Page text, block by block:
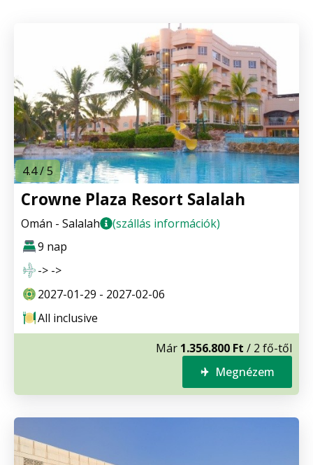
4.4 / 5
Crowne Plaza Resort Salalah
Omán - Salalah
(szállás információk)
9 nap
-> ->
2027-01-29 - 2027-02-06
All inclusive
Már 1.356.800 Ft / 2 fő-től
Megnézem